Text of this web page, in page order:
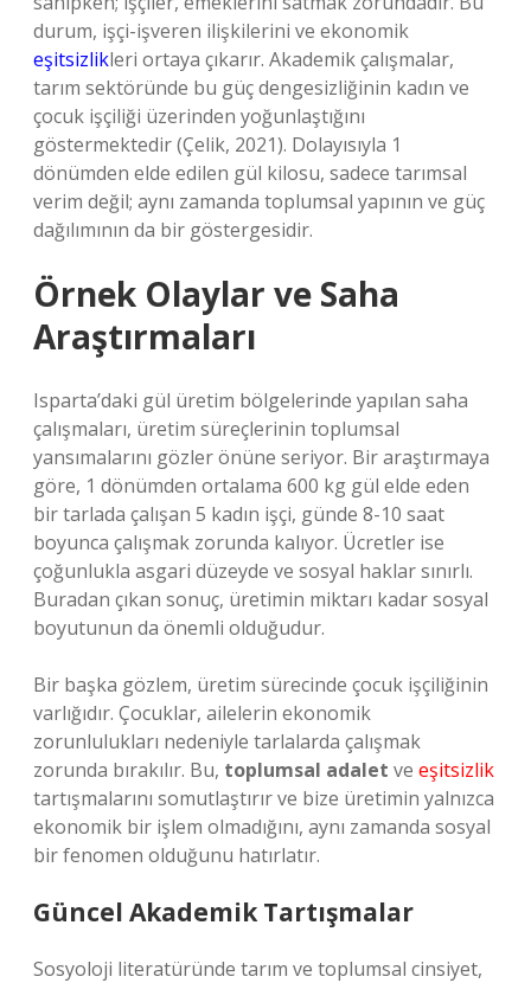
durum, işçi-işveren ilişkilerini ve ekonomik
eşitsizlikleri ortaya çıkarır. Akademik çalışmalar,
tarım sektöründe bu güç dengesizliğinin kadın ve
çocuk işçiliği üzerinden yoğunlaştığını
göstermektedir (Çelik, 2021). Dolayısıyla 1
dönümden elde edilen gül kilosu, sadece tarımsal
verim değil; aynı zamanda toplumsal yapının ve güç
dağılımının da bir göstergesidir.
Örnek Olaylar ve Saha
Araştırmaları
Isparta’daki gül üretim bölgelerinde yapılan saha
çalışmaları, üretim süreçlerinin toplumsal
yansımalarını gözler önüne seriyor. Bir araştırmaya
göre, 1 dönümden ortalama 600 kg gül elde eden
bir tarlada çalışan 5 kadın işçi, günde 8-10 saat
boyunca çalışmak zorunda kalıyor. Ücretler ise
çoğunlukla asgari düzeyde ve sosyal haklar sınırlı.
Buradan çıkan sonuç, üretimin miktarı kadar sosyal
boyutunun da önemli olduğudur.
Bir başka gözlem, üretim sürecinde çocuk işçiliğinin
varlığıdır. Çocuklar, ailelerin ekonomik
zorunlulukları nedeniyle tarlalarda çalışmak
zorunda bırakılır. Bu, toplumsal adalet ve eşitsizlik
tartışmalarını somutlaştırır ve bize üretimin yalnızca
ekonomik bir işlem olmadığını, aynı zamanda sosyal
bir fenomen olduğunu hatırlatır.
Güncel Akademik Tartışmalar
Sosyoloji literatüründe tarım ve toplumsal cinsiyet,